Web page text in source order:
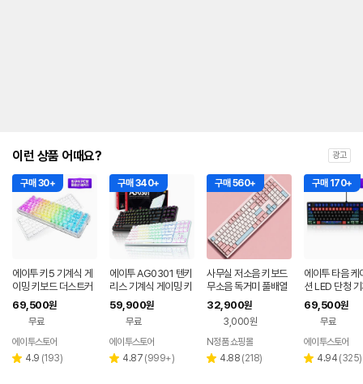
이런 상품 어때요? 광고
구매 30+
에이투 키5 기계식 게
이밍 키보드 더스트커
버 KEY5 RGB 백축
텐키리스 가스켓 매크
69,500원
무료
에이투스토어
별 4.9 리
(193)
구매 340+
에이투 AG0301 텐키
리스 기계식 게이밍 키
보드 적축, 갈축
59,900원
무료
에이투스토어
별 4.87 리
(999+)
구매 560+
사무실 저소음 키보드
무소음 독거미 풀배열
조용한 컴퓨터 자판기
핑크 유선 사무용 키보
32,900원
3,000원
페이
N정품 쇼핑몰
별 4.88 리
(218)
구매 170+
에이투 타음 케
션 LED 단청
무용 유선 키보
오봉도, 적축
69,500원
무료
에이투스토어
별 4.94 리
(325)